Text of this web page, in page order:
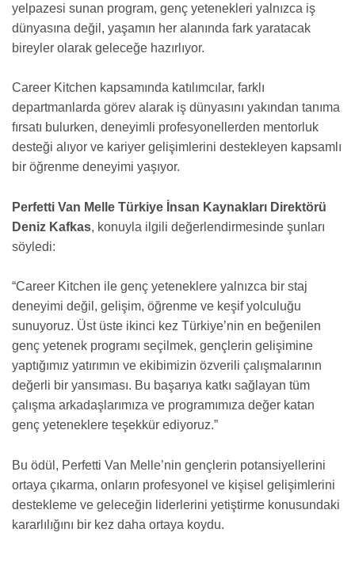
yelpazesi sunan program, genç yetenekleri yalnızca iş
dünyasına değil, yaşamın her alanında fark yaratacak
bireyler olarak geleceğe hazırlıyor.
Career Kitchen kapsamında katılımcılar, farklı
departmanlarda görev alarak iş dünyasını yakından tanıma
fırsatı bulurken, deneyimli profesyonellerden mentorluk
desteği alıyor ve kariyer gelişimlerini destekleyen kapsamlı
bir öğrenme deneyimi yaşıyor.
Perfetti Van Melle Türkiye İnsan Kaynakları Direktörü
Deniz Kafkas, konuyla ilgili değerlendirmesinde şunları
söyledi:
“Career Kitchen ile genç yeteneklere yalnızca bir staj
deneyimi değil, gelişim, öğrenme ve keşif yolculuğu
sunuyoruz. Üst üste ikinci kez Türkiye’nin en beğenilen
genç yetenek programı seçilmek, gençlerin gelişimine
yaptığımız yatırımın ve ekibimizin özverili çalışmalarının
değerli bir yansıması. Bu başarıya katkı sağlayan tüm
çalışma arkadaşlarımıza ve programımıza değer katan
genç yeteneklere teşekkür ediyoruz.”
Bu ödül, Perfetti Van Melle’nin gençlerin potansiyellerini
ortaya çıkarma, onların profesyonel ve kişisel gelişimlerini
destekleme ve geleceğin liderlerini yetiştirme konusundaki
kararlılığını bir kez daha ortaya koydu.